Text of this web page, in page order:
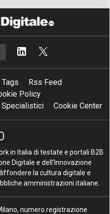
Tags
Rss Feed
Policy
Specialistici
Cookie Center
in Italia di testate e portali B2B
Digitale e dell’Innovazione
la cultura digitale e
amministrazioni italiane.
numero registrazione